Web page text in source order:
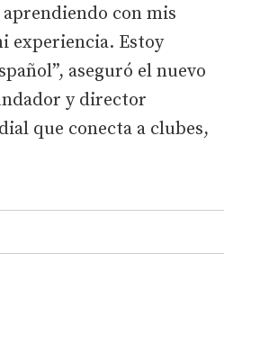
con mis
experiencia. Estoy
aseguró el nuevo
y director
que conecta a clubes,